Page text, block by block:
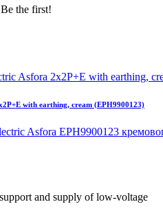
the first!
with earthing, cream (EPH9900123)
Asfora EPH9900123
and supply of low-voltage